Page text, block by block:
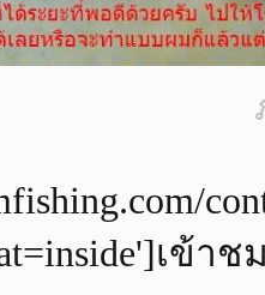
เข้าช